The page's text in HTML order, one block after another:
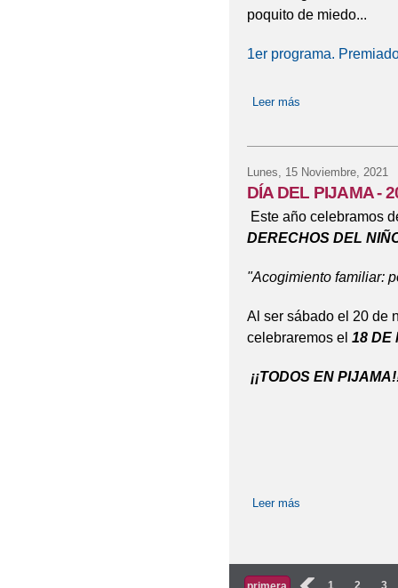
poquito de miedo...
1er programa.
Leer más
Lunes, 15 Noviembre, 2021
DÍA DEL PIJAMA -
Este año celebramos
DERECHOS DEL
"Acogimiento familiar:
Al ser sábado el 20 de
celebraremos el 18 DE
¡¡TODOS EN
Leer más
Páginas
‹ 1 2 3